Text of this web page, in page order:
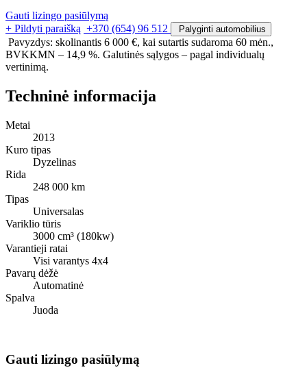
Gauti lizingo pasiūlymą
+ Pildyti paraišką +370 (654) 96 512 Palyginti automobilius
Pavyzdys: skolinantis 6 000 €, kai sutartis sudaroma 60 mėn.,
BVKKMN – 14,9 %. Galutinės sąlygos – pagal individualų
vertinimą.
Techninė informacija
Metai
2013
Kuro tipas
Dyzelinas
Rida
248 000 km
Tipas
Universalas
Variklio tūris
3000 cm³ (180kw)
Varantieji ratai
Visi varantys 4x4
Pavarų dėžė
Automatinė
Spalva
Juoda
Gauti lizingo pasiūlymą